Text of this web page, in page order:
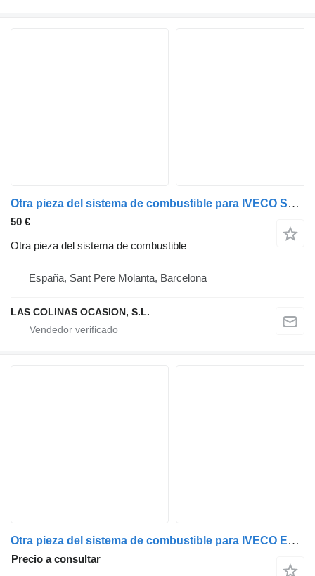
Otra pieza del sistema de combustible para IVECO SuperCargo (ML) camión
50 €
Otra pieza del sistema de combustible
España, Sant Pere Molanta, Barcelona
LAS COLINAS OCASION, S.L.
Otra pieza del sistema de combustible para IVECO EuroCargo tector camión
Precio a consultar